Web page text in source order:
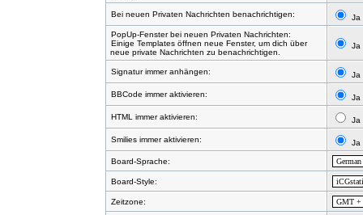
Bei neuen Privaten Nachrichten benachrichtigen:
Ja
PopUp-Fenster bei neuen Privaten Nachrichten:
Einige Templates öffnen neue Fenster, um dich über
neue private Nachrichten zu benachrichtigen.
Ja
Signatur immer anhängen: Ja
BBCode immer aktivieren: Ja
HTML immer aktivieren: Ja
Smilies immer aktivieren: Ja
Board-Sprache:
Board-Style:
Zeitzone: